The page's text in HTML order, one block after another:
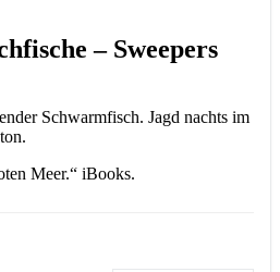
– Sweepers
Schwarmfisch. Jagd nachts im
Meer.“ iBooks.